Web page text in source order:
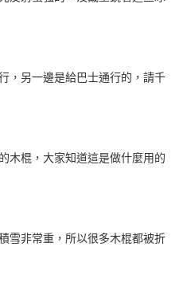
，另一邊是給巴士通行的，請千
木棍，大家知道這是做什麼用的
雪非常重，所以很多木棍都被折